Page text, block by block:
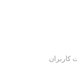
کاربران